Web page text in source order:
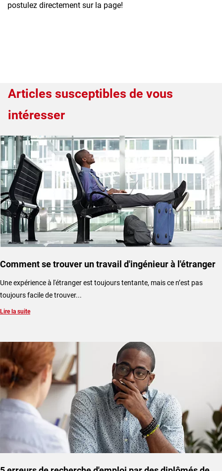
postulez directement sur la page!
Articles susceptibles de vous
intéresser
Comment se trouver un travail d'ingénieur à l'étranger
Une expérience à l'étranger est toujours tentante, mais ce n’est pas
toujours facile de trouver...
Lire la suite